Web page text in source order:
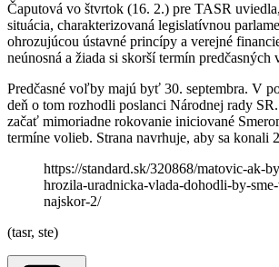
Čaputová vo štvrtok (16. 2.) pre TASR
situácia, charakterizovaná legislatívnou
ohrozujúcou ústavné princípy a verejné
neúnosná a žiada si skorší termín predčasných
Predčasné voľby majú byť 30. septembra. V
deň o tom rozhodli poslanci Národnej rady
začať mimoriadne rokovanie iniciované
termíne volieb. Strana navrhuje, aby sa konali
https://standard.sk/320868/matovic-ak-
hrozila-uradnicka-vlada-dohodli-by-
najskor-2/
(tasr, ste)